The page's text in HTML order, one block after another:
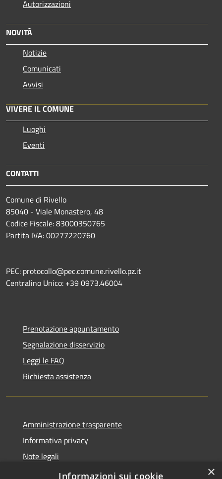
Autorizzazioni
NOVITÀ
Notizie
Comunicati
Avvisi
VIVERE IL COMUNE
Luoghi
Eventi
CONTATTI
Comune di Rivello
85040 - Viale Monastero, 48
Codice Fiscale: 83000350765
Partita IVA: 00277220760
PEC: protocollo@pec.comune.rivello.pz.it
Centralino Unico: +39 0973.46004
Prenotazione appuntamento
Segnalazione disservizio
Leggi le FAQ
Richiesta assistenza
Amministrazione trasparente
Informativa privacy
Note legali
Dichiarazione di accessibilità
×
Informazioni sui cookie